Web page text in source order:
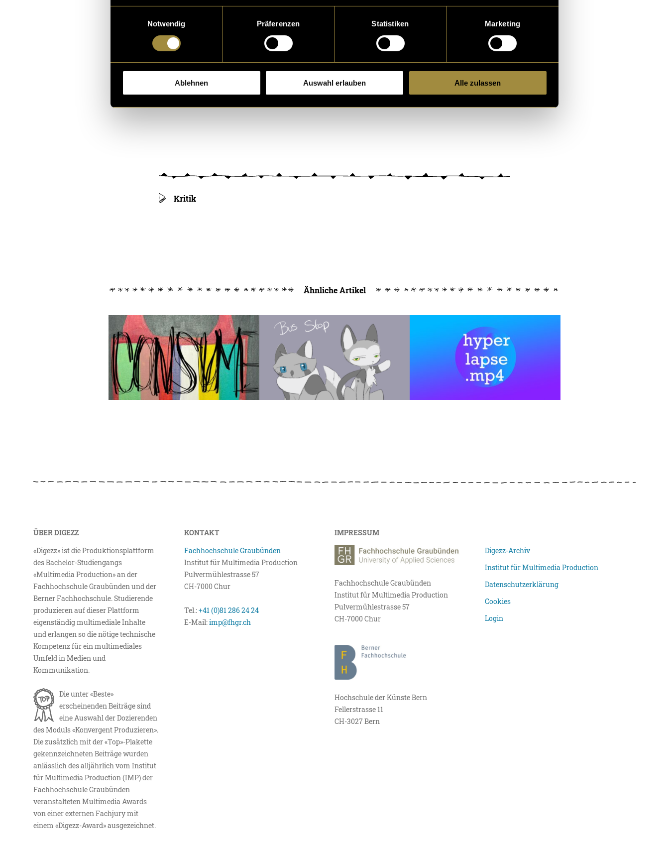
Notwendig
Präferenzen Statistiken Marketing
Ablehnen Auswahl erlauben Alle zulassen
Kritik
Ähnliche Artikel
ÜBER DIGEZZ
«Digezz» ist die Produktionsplattform
des Bachelor-Studiengangs
«Multimedia Production» an der
Fachhochschule Graubünden und der
Berner Fachhochschule. Studierende
produzieren auf dieser Plattform
eigenständig multimediale Inhalte
und erlangen so die nötige technische
Kompetenz für ein multimediales
Umfeld in Medien und
Kommunikation.
Die unter «Beste»
erscheinenden Beiträge sind
eine Auswahl der Dozierenden
des Moduls «Konvergent Produzieren».
Die zusätzlich mit der «Top»-Plakette
gekennzeichneten Beiträge wurden
anlässlich des alljährlich vom Institut
für Multimedia Production (IMP) der
Fachhochschule Graubünden
veranstalteten Multimedia Awards
von einer externen Fachjury mit
einem «Digezz-Award» ausgezeichnet.
KONTAKT
Fachhochschule Graubünden
Institut für Multimedia Production
Pulvermühlestrasse 57
CH-7000 Chur
Tel.:+41 (0)81 286 24 24
E-Mail:imp@fhgr.ch
IMPRESSUM
Fachhochschule Graubünden
Institut für Multimedia Production
Pulvermühlestrasse 57
CH-7000 Chur
Hochschule der Künste Bern
Fellerstrasse 11
CH-3027 Bern
Digezz-Archiv
Institut für Multimedia Production
Datenschutzerklärung
Cookies
Login